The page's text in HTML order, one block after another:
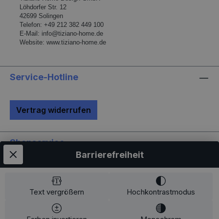
hergestellt, so dass jedes seinen ganz
eigenen Zauber inne hat. Hinweis:Die
Maßangaben entsprechen der
Herstellerangabe von Tiziano und sind ca-
Artikelbeschreibung beschrieben.
öhdorfer Str. 12
42699 Solingen
Telefon: +49 212 382 449 100
E-Mail: info@tiziano-home.de
Website: www.tiziano-home.de
Service-Hotline
Vertrag widerrufen
Shopservice
Informationen
Newsletter
Text vergrößern Hochkontrastmodus
Barrierefreiheit